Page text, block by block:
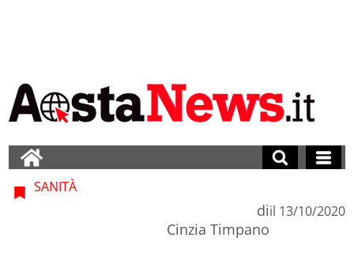
SANITÀ
di
Cinzia Timpano
il 13/10/2020